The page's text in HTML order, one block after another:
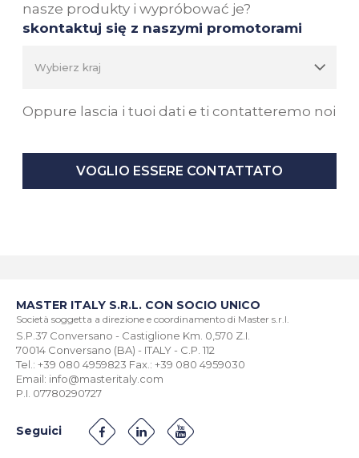
nasze produkty i wypróbować je?
skontaktuj się z naszymi promotorami
Oppure lascia i tuoi dati e ti contatteremo noi
VOGLIO ESSERE CONTATTATO
MASTER ITALY S.R.L. CON SOCIO UNICO
Società soggetta a direzione e coordinamento di Master s.r.l.
S.P.37 Conversano - Castiglione Km. 0,570 Z.I.
70014 Conversano (BA) - ITALY - C.P. 112
Tel.: +39 080 4959823 Fax.: +39 080 4959030
Email: info@masteritaly.com
P.I. 07780290727
Seguici